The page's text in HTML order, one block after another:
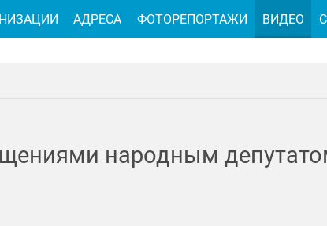
народным
АДРЕСА ФОТОРЕПОРТАЖИ ВИДЕО